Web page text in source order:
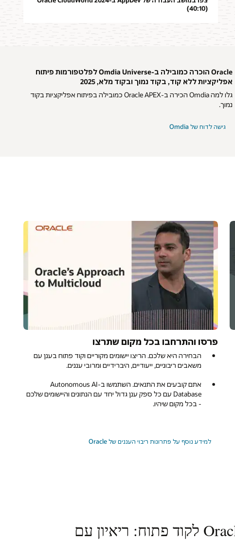
(40:10)
Oracle הוכרה כמובילה ב-Omdia Universe לפלטפורמות פיתוח
אפליקציות ללא קוד, בקוד נמוך ובקוד מלא, 2025
גלו למה Omdia הכירה ב-Oracle APEX כמובילה בפיתוח אפליקציות בקוד
נמוך.
גישה לדוח של Omdia
פרסו והתרחבו בכל מקום שתרצו
הבחירה היא שלכם. הריצו יישומים מקוריים וקוד פתוח בענן עם
משאבים ריבוניים, ייעודיים, היברידיים ומרובי עננים.
אתם קובעים את התנאים. השתמשו ב-Autonomous AI
Database עם כל ספק ענן גדול יחד עם הנתונים והיישומים שלכם
- בכל מקום שיהיו.
למידע נוסף על פתרונות ריבוי העננים של Oracle
המחויבות של Oracle לקוד פתוח: ריאיון עם